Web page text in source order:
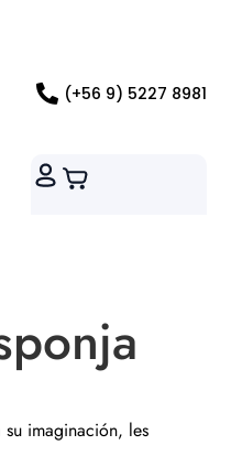
(+56 9) 5227 8981
imaginación, les